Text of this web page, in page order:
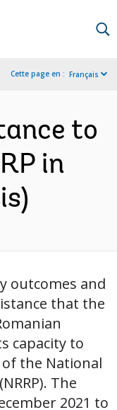
Cette page en : Français
to
in
outcomes and
that the
capacity to
the National
The
2021 to